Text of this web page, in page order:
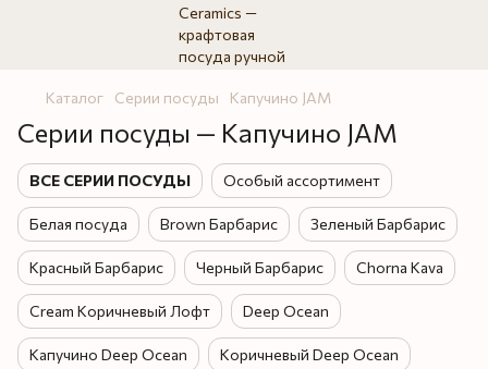
Каталог Серии посуды Капучино JAM
Серии посуды — Капучино JAM
ВСЕ СЕРИИ ПОСУДЫ Особый ассортимент
Белая посуда Brown Барбарис Зеленый Барбарис
Красный Барбарис Черный Барбарис Chorna Kava
Cream Коричневый Лофт Deep Ocean
Капучино Deep Ocean Коричневый Deep Ocean